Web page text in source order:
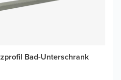
Bad-Unterschrank